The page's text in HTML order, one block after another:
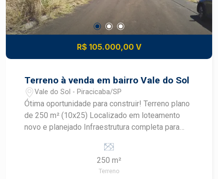
escolas e serviços essenciais. Excelente opção
para projetos residenciais ou investimento.
Construa seu futuro com quem é agente de
desenvolvimento do mercado imobiliário de
Piracicaba. Agende sua visita.
R$ 105.000,00 V
Terreno à venda em bairro Vale do Sol
Vale do Sol - Piracicaba/SP
Ótima oportunidade para construir! Terreno plano
de 250 m² (10x25) Localizado em loteamento
novo e planejado Infraestrutura completa para
residenciais ou investimento. Fácil acesso a
comércios, escolas e serviços essenciais Bairro
em constante crescimento e valorização
250 m²
Terreno